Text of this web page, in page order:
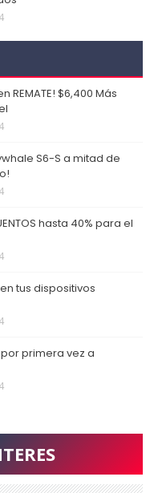
REMATE! $6,400 Más
S6-S a mitad de
hasta 40% para el
tus dispositivos
primera vez a